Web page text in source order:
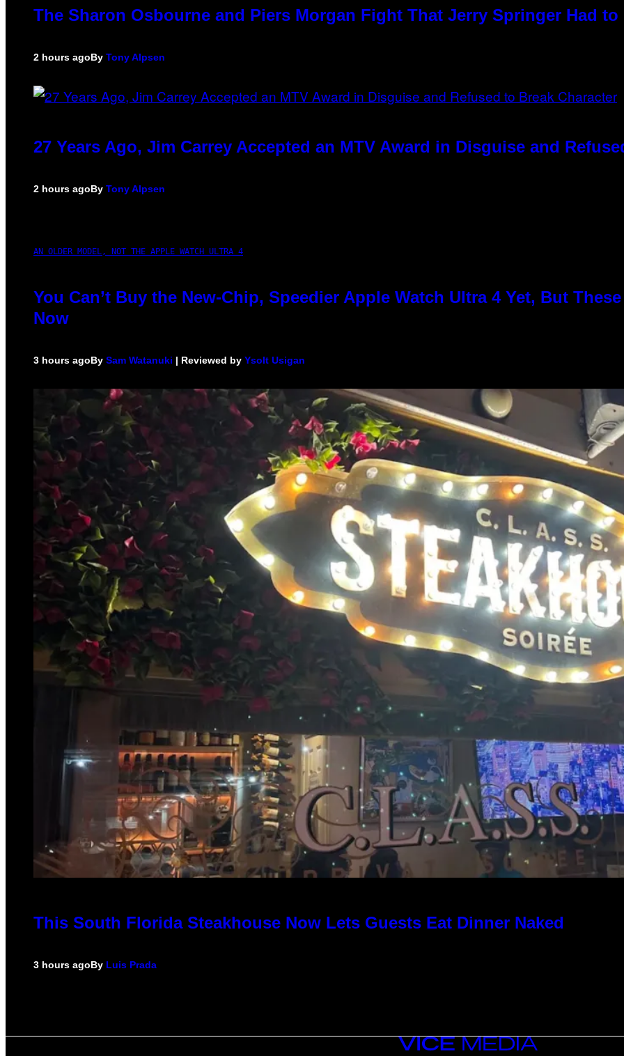
The Sharon Osbourne and Piers Morgan Fight That Jerry Springer Had to
2 hours agoBy Tony Alpsen
27 Years Ago, Jim Carrey Accepted an MTV Award in Disguise and
2 hours agoBy Tony Alpsen
AN OLDER MODEL, NOT THE APPLE WATCH ULTRA 4
You Can’t Buy the New-Chip, Speedier Apple Watch Ultra 4 Yet, But
Now
3 hours agoBy Sam Watanuki | Reviewed by Ysolt Usigan
This South Florida Steakhouse Now Lets Guests Eat Dinner Naked
3 hours agoBy Luis Prada
VICE